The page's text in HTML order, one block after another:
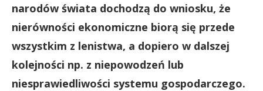
narodów świata dochodzą do wniosku, że
nierówności ekonomiczne biorą się przede
wszystkim z lenistwa, a dopiero w dalszej
kolejności np. z niepowodzeń lub
niesprawiedliwości systemu gospodarczego.